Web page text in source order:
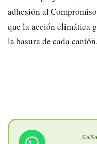
adhesión al
que la acción climática
la basura de cada cantón.